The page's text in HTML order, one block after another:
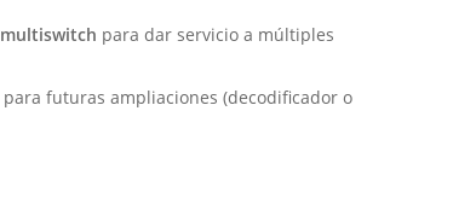
multiswitch para dar servicio a múltiples
para futuras ampliaciones (decodificador o